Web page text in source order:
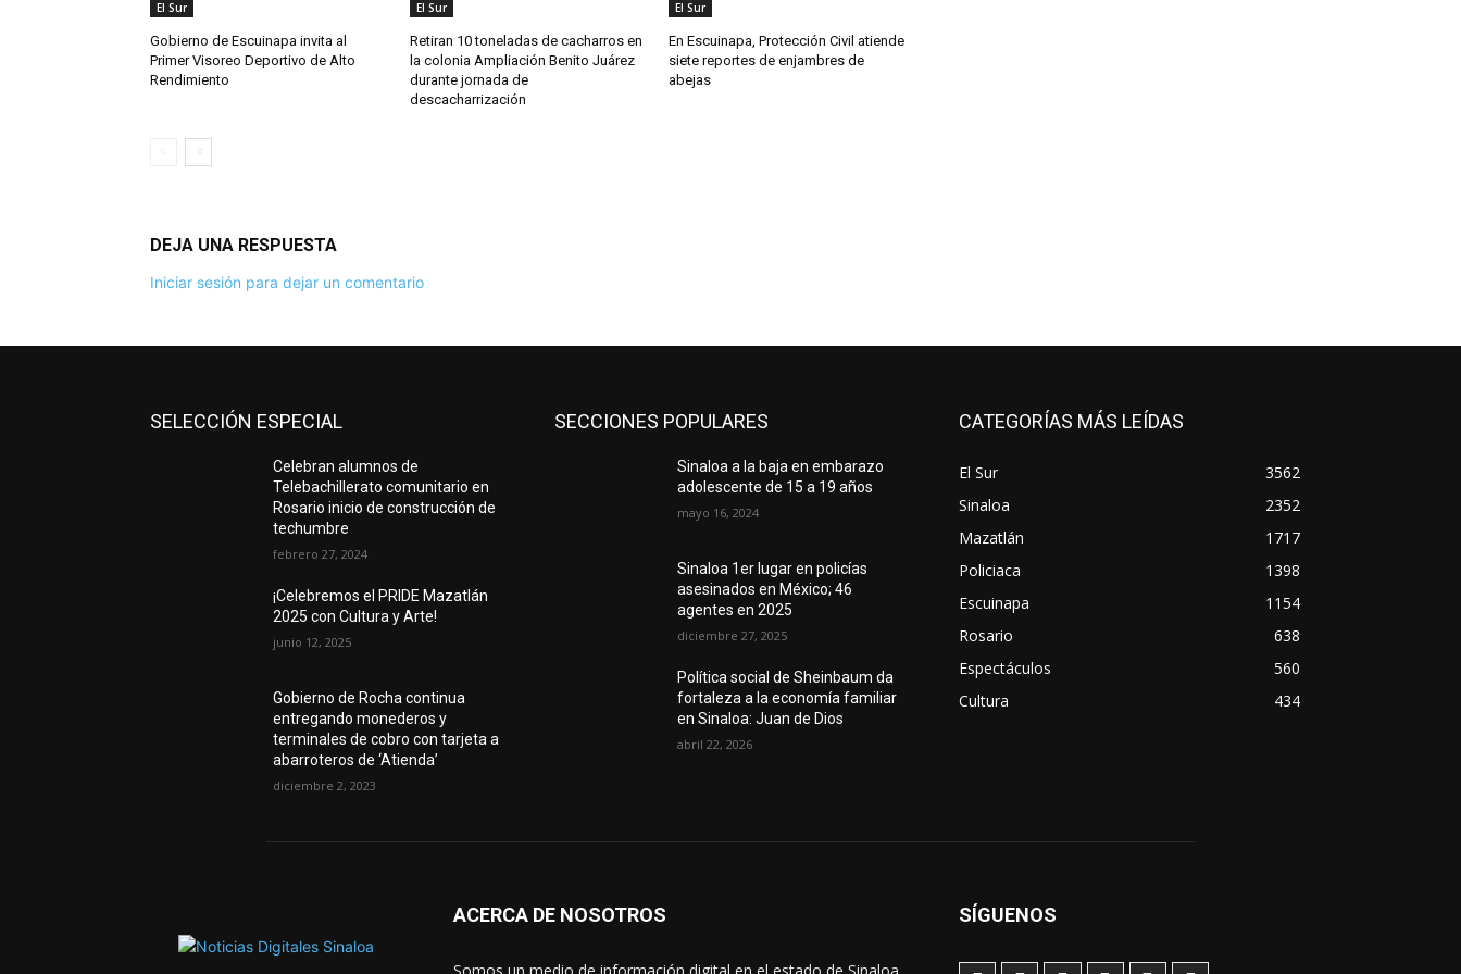
El Sur
Gobierno de Escuinapa invita al
Primer Visoreo Deportivo de Alto
Rendimiento
El Sur
Retiran 10 toneladas de cacharros en
la colonia Ampliación Benito Juárez
durante jornada de
descacharrización
El Sur
En Escuinapa, Protección Civil atiende
siete reportes de enjambres de
abejas
DEJA UNA RESPUESTA
Iniciar sesión para dejar un comentario
SELECCIÓN ESPECIAL
Celebran alumnos de
Telebachillerato comunitario en
Rosario inicio de construcción de
techumbre
febrero 27, 2024
¡Celebremos el PRIDE Mazatlán
2025 con Cultura y Arte!
junio 12, 2025
Gobierno de Rocha continua
entregando monederos y
terminales de cobro con tarjeta a
abarroteros de ‘Atienda’
diciembre 2, 2023
SECCIONES POPULARES
Sinaloa a la baja en embarazo
adolescente de 15 a 19 años
mayo 16, 2024
Sinaloa 1er lugar en policías
asesinados en México; 46
agentes en 2025
diciembre 27, 2025
Política social de Sheinbaum da
fortaleza a la economía familiar
en Sinaloa: Juan de Dios
abril 22, 2026
CATEGORÍAS MÁS LEÍDAS
El Sur
3562
Sinaloa
2352
Mazatlán
1717
Policiaca
1398
Escuinapa
1154
Rosario
638
Espectáculos
560
Cultura
434
ACERCA DE NOSOTROS SÍGUENOS